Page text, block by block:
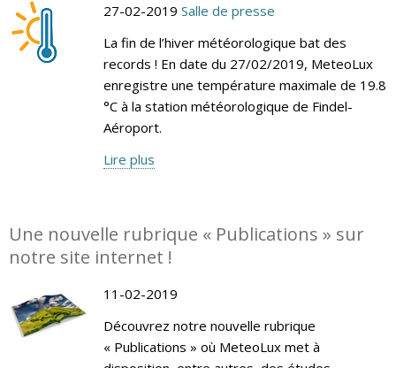
27-02-2019 Salle de presse
La fin de l’hiver météorologique bat des
records ! En date du 27/02/2019, MeteoLux
enregistre une température maximale de 19.8
°C à la station météorologique de Findel-
Aéroport.
Lire plus
Une nouvelle rubrique « Publications » sur
notre site internet !
11-02-2019
Découvrez notre nouvelle rubrique
« Publications » où MeteoLux met à